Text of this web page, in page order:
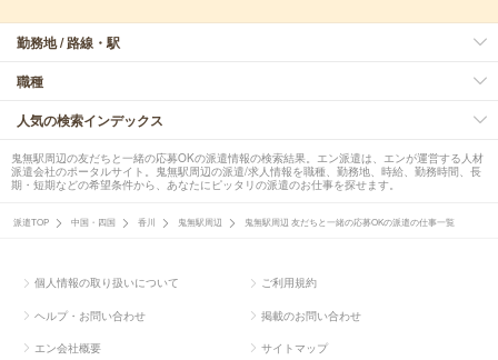
勤務地 / 路線・駅
職種
人気の検索インデックス
鬼無駅周辺の友だちと一緒の応募OKの派遣情報の検索結果。エン派遣は、エンが運営する人材
派遣会社のポータルサイト。鬼無駅周辺の派遣/求人情報を職種、勤務地、時給、勤務時間、長
期・短期などの希望条件から、あなたにピッタリの派遣のお仕事を探せます。
派遣TOP 中国・四国 香川 鬼無駅周辺 鬼無駅周辺 友だちと一緒の応募OKの派遣の仕事一覧
個人情報の取り扱いについて ご利用規約
ヘルプ・お問い合わせ 掲載のお問い合わせ
エン会社概要 サイトマップ